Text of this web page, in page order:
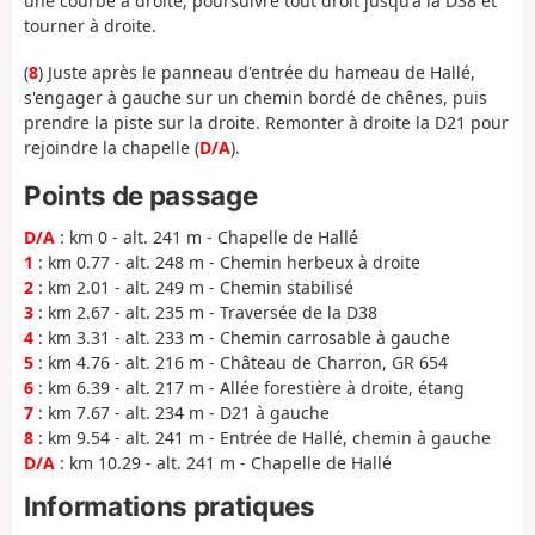
tourner à droite.
(8) Juste après le panneau d'entrée du hameau de Hallé,
s'engager à gauche sur un chemin bordé de chênes, puis
prendre la piste sur la droite. Remonter à droite la D21 pour
rejoindre la chapelle (D/A).
Points de passage
D/A : km 0 - alt. 241 m - Chapelle de Hallé
1 : km 0.77 - alt. 248 m - Chemin herbeux à droite
2 : km 2.01 - alt. 249 m - Chemin stabilisé
3 : km 2.67 - alt. 235 m - Traversée de la D38
4 : km 3.31 - alt. 233 m - Chemin carrosable à gauche
5 : km 4.76 - alt. 216 m - Château de Charron, GR 654
6 : km 6.39 - alt. 217 m - Allée forestière à droite, étang
7 : km 7.67 - alt. 234 m - D21 à gauche
8 : km 9.54 - alt. 241 m - Entrée de Hallé, chemin à gauche
D/A : km 10.29 - alt. 241 m - Chapelle de Hallé
Informations pratiques